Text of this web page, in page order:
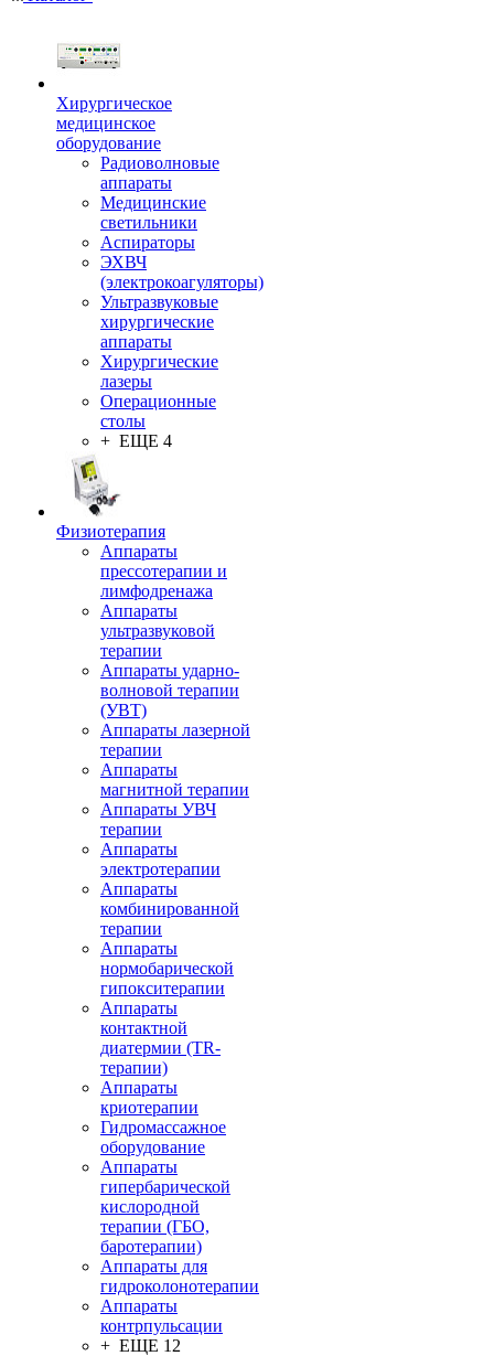
Хирургическое
медицинское
оборудование
Радиоволновые
аппараты
Медицинские
светильники
Аспираторы
ЭХВЧ
(электрокоагуляторы)
Ультразвуковые
хирургические
аппараты
Хирургические
лазеры
Операционные
столы
+ ЕЩЕ 4
Физиотерапия
Аппараты
прессотерапии и
лимфодренажа
Аппараты
ультразвуковой
терапии
Аппараты ударно-
волновой терапии
(УВТ)
Аппараты лазерной
терапии
Аппараты
магнитной терапии
Аппараты УВЧ
терапии
Аппараты
электротерапии
Аппараты
комбинированной
терапии
Аппараты
нормобарической
гипокситерапии
Аппараты
контактной
диатермии (TR-
терапии)
Аппараты
криотерапии
Гидромассажное
оборудование
Аппараты
гипербарической
кислородной
терапии (ГБО,
баротерапии)
Аппараты для
гидроколонотерапии
Аппараты
контрпульсации
+ ЕЩЕ 12